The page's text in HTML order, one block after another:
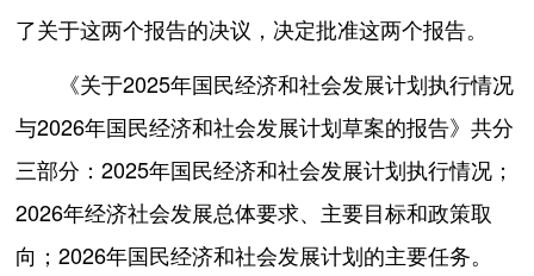
了关于这两个报告的决议，决定批准这两个报告。
《关于2025年国民经济和社会发展计划执行情况
与2026年国民经济和社会发展计划草案的报告》共分
三部分：2025年国民经济和社会发展计划执行情况；
2026年经济社会发展总体要求、主要目标和政策取
向；2026年国民经济和社会发展计划的主要任务。